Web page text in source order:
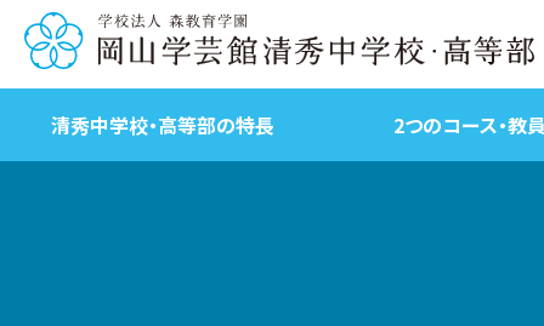
清秀中学校・高等部の特長 2つのコース・教